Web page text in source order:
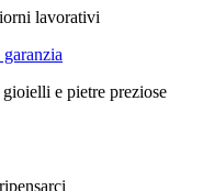
lavorativi
e pietre preziose